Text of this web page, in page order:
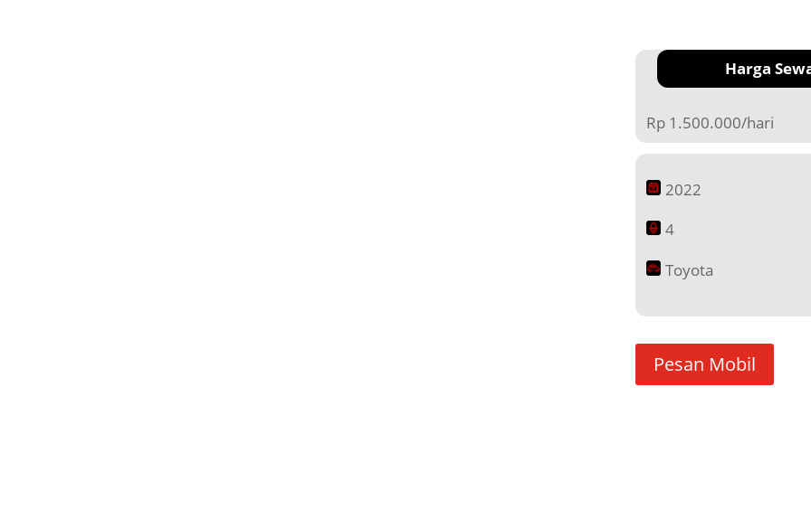
Harga
Rp 1.500.000/hari
2022
4
Toyota
Pesan Mobil